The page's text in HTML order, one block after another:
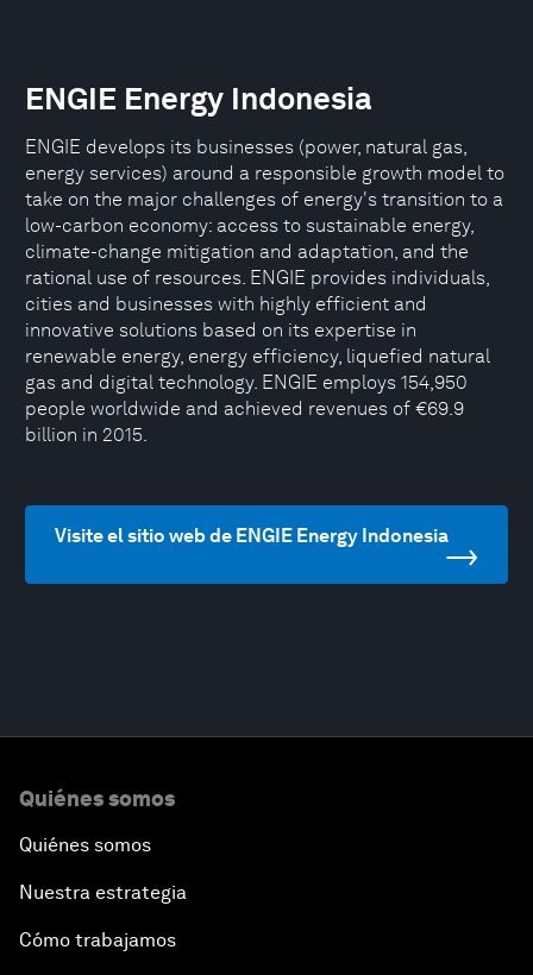
ENGIE Energy Indonesia
ENGIE develops its businesses (power, natural gas,
energy services) around a responsible growth model to
take on the major challenges of energy's transition to a
low-carbon economy: access to sustainable energy,
climate-change mitigation and adaptation, and the
rational use of resources. ENGIE provides individuals,
cities and businesses with highly efficient and
innovative solutions based on its expertise in
renewable energy, energy efficiency, liquefied natural
gas and digital technology. ENGIE employs 154,950
people worldwide and achieved revenues of €69.9
billion in 2015.
Visite el sitio web de ENGIE Energy Indonesia
Quiénes somos
Quiénes somos
Nuestra estrategia
Cómo trabajamos